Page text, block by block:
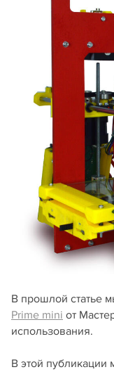
В прошлой статье
Prime mini от
использования.
В этой